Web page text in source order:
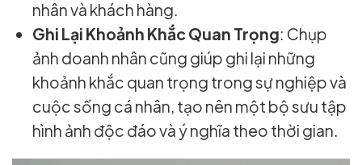
nhân và khách hàng.
Ghi Lại Khoảnh Khắc Quan Trọng: Chụp
ảnh doanh nhân cũng giúp ghi lại những
khoảnh khắc quan trọng trong sự nghiệp và
cuộc sống cá nhân, tạo nên một bộ sưu tập
hình ảnh độc đáo và ý nghĩa theo thời gian.